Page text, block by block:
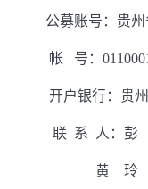
公募账号：贵
帐 号：
开户银行：贵
联 系 人：彭
黄 玲